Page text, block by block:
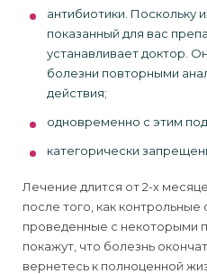
антибиотики. Поскольку
показанный для вас
устанавливает доктор.
болезни повторными
действия;
одновременно с этим
категорически
Лечение длится от 2-х
после того, как контрольные
проведенные с некоторыми
покажут, что болезнь
вернетесь к полноценной